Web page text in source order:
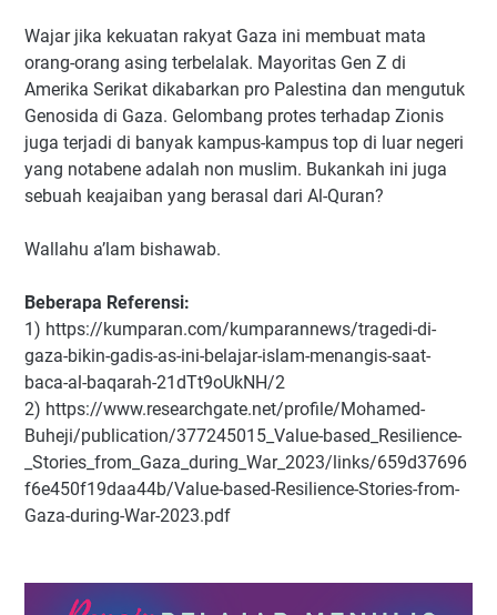
Wajar jika kekuatan rakyat Gaza ini membuat mata
orang-orang asing terbelalak. Mayoritas Gen Z di
Amerika Serikat dikabarkan pro Palestina dan mengutuk
Genosida di Gaza. Gelombang protes terhadap Zionis
juga terjadi di banyak kampus-kampus top di luar negeri
yang notabene adalah non muslim. Bukankah ini juga
sebuah keajaiban yang berasal dari Al-Quran?
Wallahu a’lam bishawab.
Beberapa Referensi:
1) https://kumparan.com/kumparannews/tragedi-di-
gaza-bikin-gadis-as-ini-belajar-islam-menangis-saat-
baca-al-baqarah-21dTt9oUkNH/2
2) https://www.researchgate.net/profile/Mohamed-
Buheji/publication/377245015_Value-based_Resilience-
_Stories_from_Gaza_during_War_2023/links/659d37696
f6e450f19daa44b/Value-based-Resilience-Stories-from-
Gaza-during-War-2023.pdf